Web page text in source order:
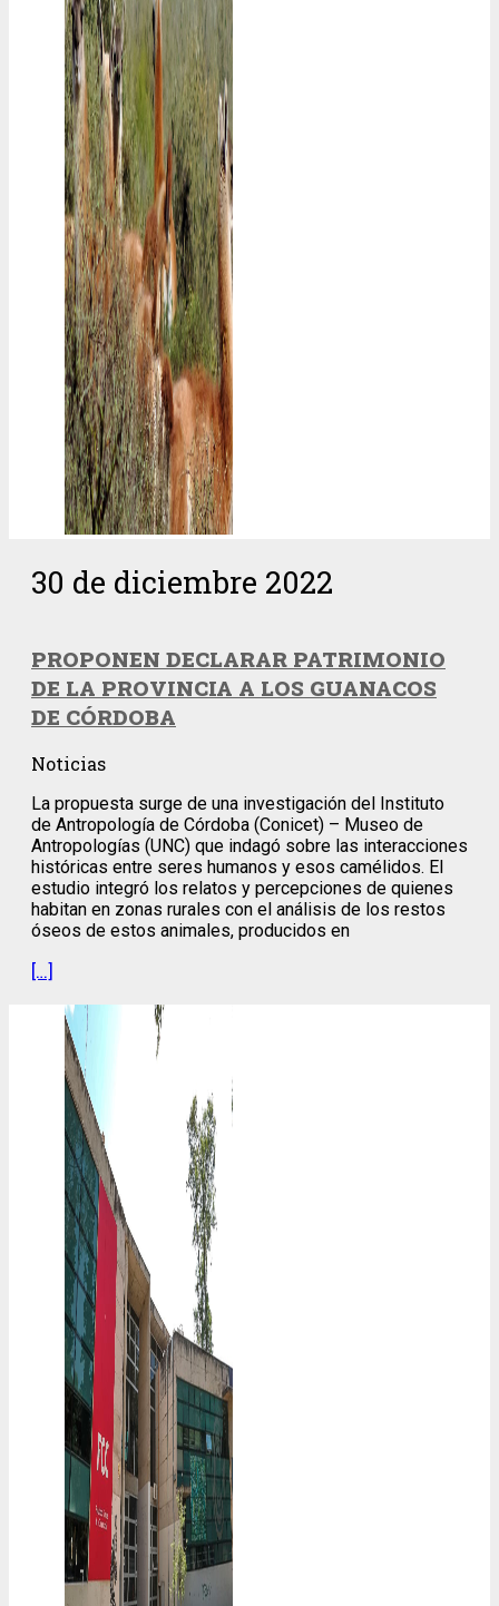
30 de diciembre 2022
PROPONEN DECLARAR PATRIMONIO
DE LA PROVINCIA A LOS GUANACOS
DE CÓRDOBA
Noticias
La propuesta surge de una investigación del Instituto
de Antropología de Córdoba (Conicet) – Museo de
Antropologías (UNC) que indagó sobre las interacciones
históricas entre seres humanos y esos camélidos. El
estudio integró los relatos y percepciones de quienes
habitan en zonas rurales con el análisis de los restos
óseos de estos animales, producidos en
[…]